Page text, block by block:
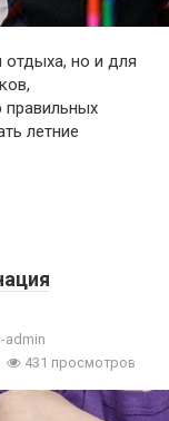
но и для
правильных
летние
admin
431 просмотров